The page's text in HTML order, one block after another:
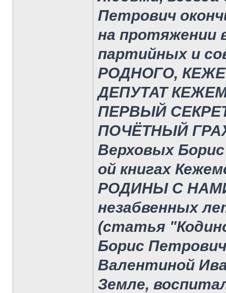
Петрович
на протяжении
партийных и
РОДНОГО,
ДЕПУТАТ
ПЕРВЫЙ
ПОЧЁТНЫЙ
Верховых
ой книгах
РОДИНЫ С
незабвенных
(статья
Борис
Валентиной
Земле,